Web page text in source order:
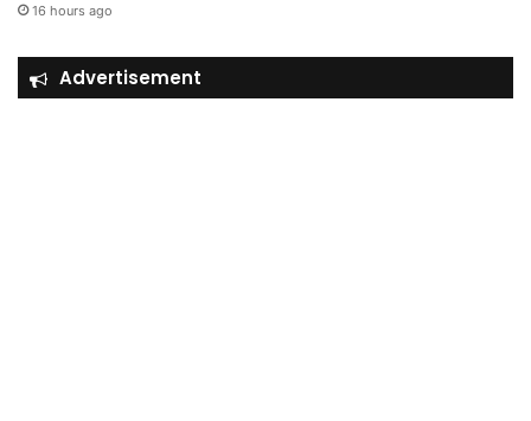
16 hours ago
Advertisement